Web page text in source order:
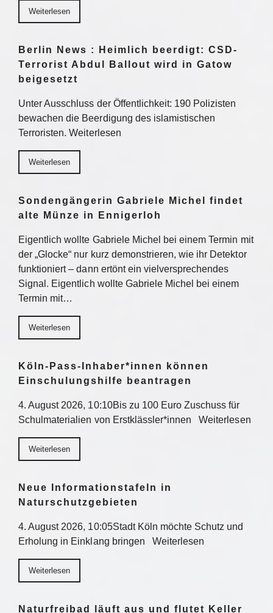
Weiterlesen
Berlin News : Heimlich beerdigt: CSD-
Terrorist Abdul Ballout wird in Gatow
beigesetzt
Unter Ausschluss der Öffentlichkeit: 190 Polizisten
bewachen die Beerdigung des islamistischen
Terroristen. Weiterlesen
Weiterlesen
Sondengängerin Gabriele Michel findet
alte Münze in Ennigerloh
Eigentlich wollte Gabriele Michel bei einem Termin mit
der „Glocke“ nur kurz demonstrieren, wie ihr Detektor
funktioniert – dann ertönt ein vielversprechendes
Signal. Eigentlich wollte Gabriele Michel bei einem
Termin mit…
Weiterlesen
Köln-Pass-Inhaber*innen können
Einschulungshilfe beantragen
4. August 2026, 10:10Bis zu 100 Euro Zuschuss für
Schulmaterialien von Erstklässler*innen Weiterlesen
Weiterlesen
Neue Informationstafeln in
Naturschutzgebieten
4. August 2026, 10:05Stadt Köln möchte Schutz und
Erholung in Einklang bringen Weiterlesen
Weiterlesen
Naturfreibad läuft aus und flutet Keller